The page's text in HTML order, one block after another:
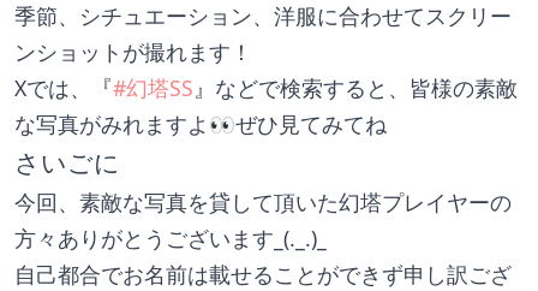
季節、シチュエーション、洋服に合わせてスクリー
ンショットが撮れます！
Xでは、『#幻塔SS』などで検索すると、皆様の素敵
な写真がみれますよ👀ぜひ見てみてね
さいごに
今回、素敵な写真を貸して頂いた幻塔プレイヤーの
方々ありがとうございます_(._.)_
自己都合でお名前は載せることができず申し訳ござ